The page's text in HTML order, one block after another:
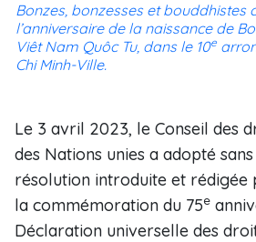
Bonzes, bonzesses et bouddhistes
l’anniversaire de la naissance de
Viêt Nam Quôc Tu, dans le 10e
Chi Minh-Ville.
Le 3 avril 2023, le Conseil des
des Nations unies a adopté
résolution introduite et rédigée
la commémoration du 75e
Déclaration universelle des